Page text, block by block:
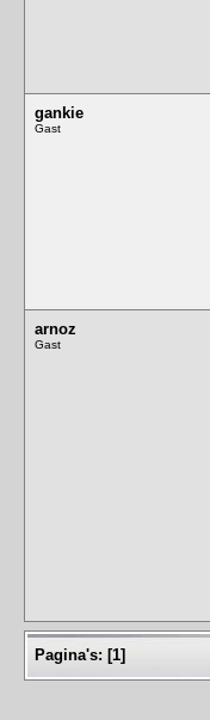
gankie
Gast
arnoz
Gast
Pagina's: [1]